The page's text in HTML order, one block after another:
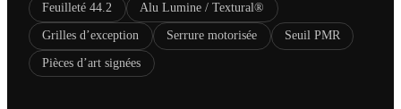
Feuilleté 44.2 Alu Lumine / Textural®
Grilles d’exception Serrure motorisée Seuil PMR
Pièces d’art signées